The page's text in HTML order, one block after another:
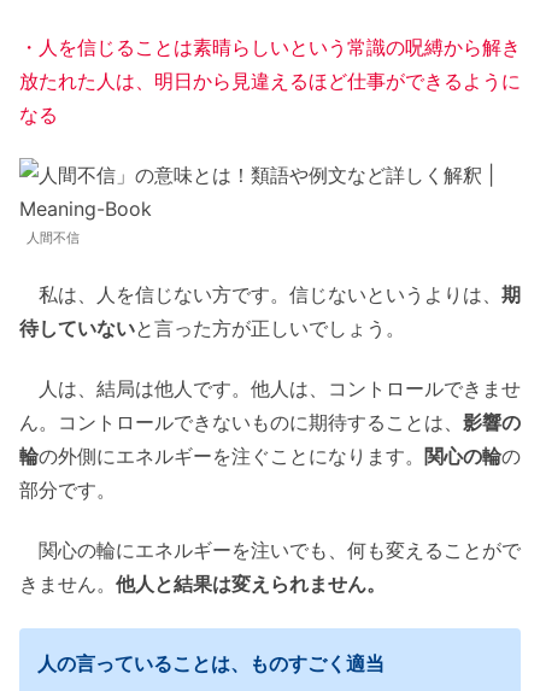
・人を信じることは素晴らしいという常識の呪縛から解き
放たれた人は、明日から見違えるほど仕事ができるように
なる
人間不信
私は、人を信じない方です。信じないというよりは、 期
待していないと言った方が正しいでしょう。
人は、結局は他人です。他人は、コントロールできませ
ん。コントロールできないものに期待することは、 影響の
輪の外側にエネルギーを注ぐことになります。 関心の輪の
部分です。
関心の輪にエネルギーを注いでも、何も変えることがで
きません。 他人と結果は変えられません。
人の言っていることは、ものすごく適当